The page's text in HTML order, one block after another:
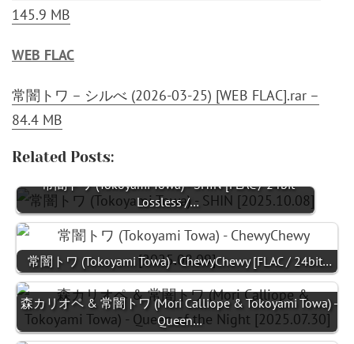
145.9 MB
WEB FLAC
常闇トワ – シルべ (2026-03-25) [WEB FLAC].rar –
84.4 MB
Related Posts:
常闇トワ (Tokoyami Towa) - SHIN [FLAC / 24bit
Lossless /…
常闇トワ (Tokoyami Towa) - ChewyChewy [FLAC / 24bit…
森カリオペ & 常闇トワ (Mori Calliope & Tokoyami Towa) -
Queen…